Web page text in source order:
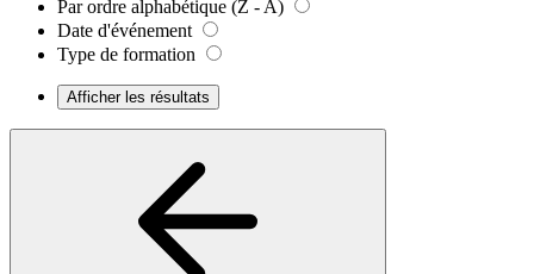
Par ordre alphabétique (Z - A)
Date d'événement
Type de formation
Afficher les résultats